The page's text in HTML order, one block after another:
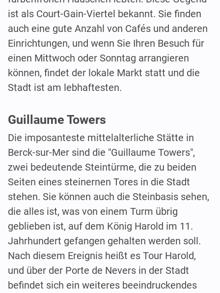
ist als Court-Gain-Viertel bekannt. Sie finden
auch eine gute Anzahl von Cafés und anderen
Einrichtungen, und wenn Sie Ihren Besuch für
einen Mittwoch oder Sonntag arrangieren
können, findet der lokale Markt statt und die
Stadt ist am lebhaftesten.
Guillaume Towers
Die imposanteste mittelalterliche Stätte in
Berck-sur-Mer sind die "Guillaume Towers",
zwei bedeutende Steintürme, die zu beiden
Seiten eines steinernen Tores in die Stadt
stehen. Sie können auch die Steinbasis sehen,
die alles ist, was von einem Turm übrig
geblieben ist, auf dem König Harold im 11.
Jahrhundert gefangen gehalten werden soll.
Nach diesem Ereignis heißt es Tour Harold,
und über der Porte de Nevers in der Stadt
befindet sich ein weiteres beeindruckendes